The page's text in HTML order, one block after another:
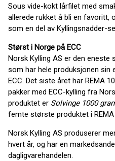
Sous vide-kokt lårfilet med
allerede rukket å bli en favoritt,
som en del av Kyllingsnadder-
Størst i Norge på ECC
Norsk Kylling AS er den
som har hele produksjonen sin
ECC. Det siste året har REMA
pakker med ECC-kylling fra
produktet er Solvinge 1000
femte største produktet i REMA
Norsk Kylling AS produserer
hvert år, og har en
dagligvarehandelen.